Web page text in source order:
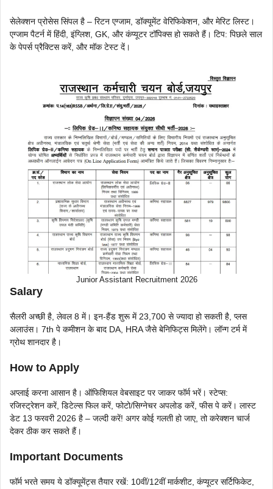
सेलेक्शन प्रोसेस सिंपल है – रिटन एग्जाम, डॉक्यूमेंट वेरिफिकेशन, और मेरिट लिस्ट।
एग्जाम पैटर्न में हिंदी, इंग्लिश, GK, और कंप्यूटर टॉपिक्स हो सकते हैं। टिप: पिछले साल
के पेपर्स प्रैक्टिस करें, और मॉक टेस्ट दें।
Junior Assistant Recruitment 2026
Salary
सैलरी अच्छी है, लेवल 8 में। इन-हैंड शुरू में 23,700 से ज्यादा हो सकती है, प्लस
अलाउंस। 7th पे कमीशन के बाद DA, HRA जैसे बेनिफिट्स मिलेंगे। लॉन्ग टर्म में
ग्रोथ शानदार है।
How to Apply
अप्लाई करना आसान है। ऑफिशियल वेबसाइट पर जाकर फॉर्म भरें। स्टेप्स:
रजिस्ट्रेशन करें, डिटेल्स फिल करें, फोटो/सिग्नेचर अपलोड करें, फीस पे करें। लास्ट
डेट 13 फरवरी 2026 है – जल्दी करें! अगर कोई गलती हो जाए, तो करेक्शन चार्ज
देकर ठीक कर सकते हैं।
Important Documents
फॉर्म भरते समय ये डॉक्यूमेंट्स तैयार रखें: 10वीं/12वीं मार्कशीट, कंप्यूटर सर्टिफिकेट,